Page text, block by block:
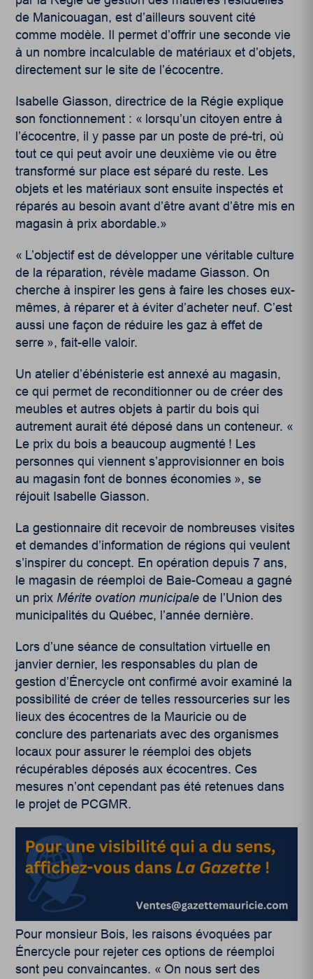
de Manicouagan, est d’ailleurs souvent cité
comme modèle. Il permet d’offrir une seconde vie
à un nombre incalculable de matériaux et d’objets,
directement sur le site de l’écocentre.
Isabelle Giasson, directrice de la Régie explique
son fonctionnement : « lorsqu’un citoyen entre à
l’écocentre, il y passe par un poste de pré-tri, où
tout ce qui peut avoir une deuxième vie ou être
transformé sur place est séparé du reste. Les
objets et les matériaux sont ensuite inspectés et
réparés au besoin avant d’être avant d’être mis en
magasin à prix abordable.»
« L’objectif est de développer une véritable culture
de la réparation, révèle madame Giasson. On
cherche à inspirer les gens à faire les choses eux-
mêmes, à réparer et à éviter d’acheter neuf. C’est
aussi une façon de réduire les gaz à effet de
serre », fait-elle valoir.
Un atelier d’ébénisterie est annexé au magasin,
ce qui permet de reconditionner ou de créer des
meubles et autres objets à partir du bois qui
autrement aurait été déposé dans un conteneur. «
Le prix du bois a beaucoup augmenté ! Les
personnes qui viennent s’approvisionner en bois
au magasin font de bonnes économies », se
réjouit Isabelle Giasson.
La gestionnaire dit recevoir de nombreuses visites
et demandes d’information de régions qui veulent
s’inspirer du concept. En opération depuis 7 ans,
le magasin de réemploi de Baie-Comeau a gagné
un prix Mérite ovation municipale de l’Union des
municipalités du Québec, l’année dernière.
Lors d’une séance de consultation virtuelle en
janvier dernier, les responsables du plan de
gestion d’Énercycle ont confirmé avoir examiné la
possibilité de créer de telles ressourceries sur les
lieux des écocentres de la Mauricie ou de
conclure des partenariats avec des organismes
locaux pour assurer le réemploi des objets
récupérables déposés aux écocentres. Ces
mesures n’ont cependant pas été retenues dans
le projet de PCGMR.
Pour monsieur Bois, les raisons évoquées par
Énercycle pour rejeter ces options de réemploi
sont peu convaincantes. « On nous sert des